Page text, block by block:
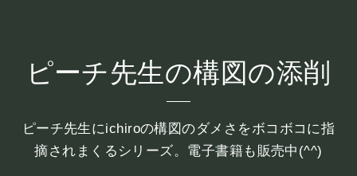
ピーチ先生の構図の添削
ピーチ先生にichiroの構図のダメさをボコボコに指
摘されまくるシリーズ。電子書籍も販売中(^^)